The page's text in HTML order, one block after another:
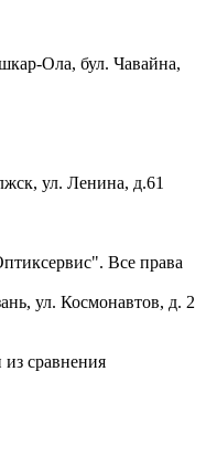
Ола, бул. Чавайна,
ул. Ленина, д.61
Все права
ул. Космонавтов, д. 2
из сравнения